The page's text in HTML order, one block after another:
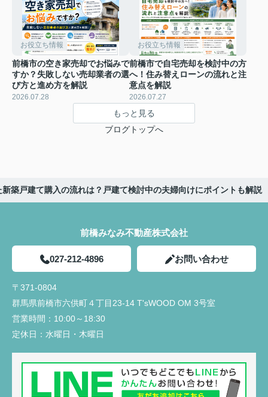
お役立ち情報
前橋市の空き家売却でお悩みで
すか？失敗しない売却業者の選
び方と進め方を解説
2026.07.28
お役立ち情報
前橋市で自宅売却を検討中の方
へ！住み替えローンの流れと注
意点を解説
2026.07.27
もっと見る
ブログトップへ
築戸建て購入の流れは？戸建て検討中の夫婦向けにポイントも解説
前橋みなみ不動産株式会社
027-212-4896 お問い合わせ
〒371-0804
群馬県前橋市六供町４丁目23‐14 T'sWOOD OM 3号室
営業時間： 10:00～18:30
定休日： 水曜日・木曜日